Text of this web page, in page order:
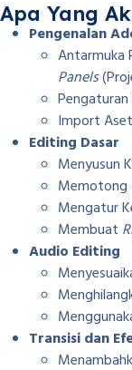
Apa Yang
Pengenalan
Antarmuka
Panels
Import
Editing Dasar
Menyusun
Memotong
Mengatur
Membuat
Audio Editing
Transisi dan